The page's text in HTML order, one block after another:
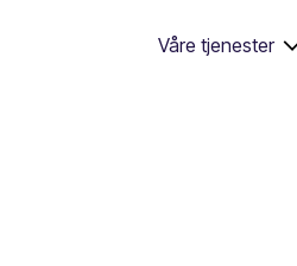
Våre tjenester